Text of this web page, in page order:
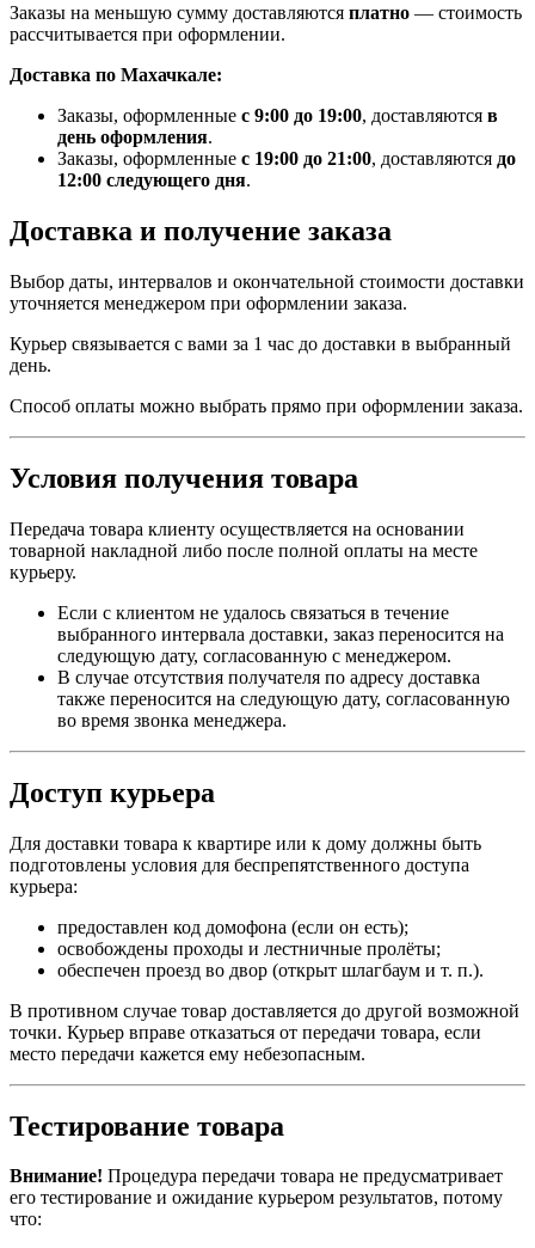
Заказы на меньшую сумму доставляются платно — стоимость
рассчитывается при оформлении.
Доставка по Махачкале:
Заказы, оформленные с 9:00 до 19:00, доставляются в
день оформления.
Заказы, оформленные с 19:00 до 21:00, доставляются до
12:00 следующего дня.
Доставка и получение заказа
Выбор даты, интервалов и окончательной стоимости доставки
уточняется менеджером при оформлении заказа.
Курьер связывается с вами за 1 час до доставки в выбранный
день.
Способ оплаты можно выбрать прямо при оформлении заказа.
Условия получения товара
Передача товара клиенту осуществляется на основании
товарной накладной либо после полной оплаты на месте
курьеру.
Если с клиентом не удалось связаться в течение
выбранного интервала доставки, заказ переносится на
следующую дату, согласованную с менеджером.
В случае отсутствия получателя по адресу доставка
также переносится на следующую дату, согласованную
во время звонка менеджера.
Доступ курьера
Для доставки товара к квартире или к дому должны быть
подготовлены условия для беспрепятственного доступа
курьера:
предоставлен код домофона (если он есть);
освобождены проходы и лестничные пролёты;
обеспечен проезд во двор (открыт шлагбаум и т. п.).
В противном случае товар доставляется до другой возможной
точки. Курьер вправе отказаться от передачи товара, если
место передачи кажется ему небезопасным.
Тестирование товара
Внимание! Процедура передачи товара не предусматривает
его тестирование и ожидание курьером результатов, потому
что: